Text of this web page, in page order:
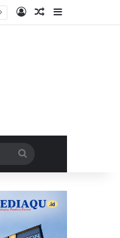
Log InRandom Article
Sidebar
for